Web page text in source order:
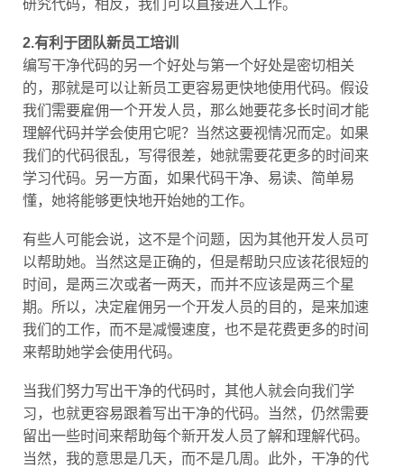
2.有利于团队新员工培训
编写干净代码的另一个好处与第一个好处是密切相关
的，那就是可以让新员工更容易更快地使用代码。假设
我们需要雇佣一个开发人员，那么她要花多长时间才能
理解代码并学会使用它呢？当然这要视情况而定。如果
我们的代码很乱，写得很差，她就需要花更多的时间来
学习代码。另一方面，如果代码干净、易读、简单易
懂，她将能够更快地开始她的工作。
有些人可能会说，这不是个问题，因为其他开发人员可
以帮助她。当然这是正确的，但是帮助只应该花很短的
时间，是两三次或者一两天，而并不应该是两三个星
期。所以，决定雇佣另一个开发人员的目的，是来加速
我们的工作，而不是减慢速度，也不是花费更多的时间
来帮助她学会使用代码。
当我们努力写出干净的代码时，其他人就会向我们学
习，也就更容易跟着写出干净的代码。当然，仍然需要
留出一些时间来帮助每个新开发人员了解和理解代码。
当然，我的意思是几天，而不是几周。此外，干净的代